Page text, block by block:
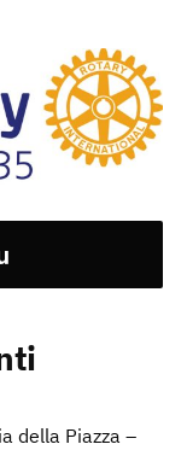
della Piazza –